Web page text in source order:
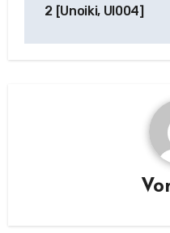
2 [Unoiki, UI004]